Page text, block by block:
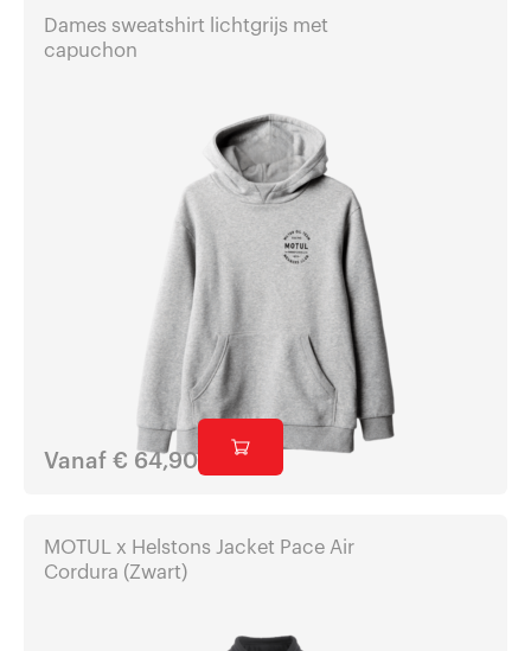
Dames sweatshirt lichtgrijs met
capuchon
Vanaf € 64,90
MOTUL x Helstons Jacket Pace Air
Cordura (Zwart)